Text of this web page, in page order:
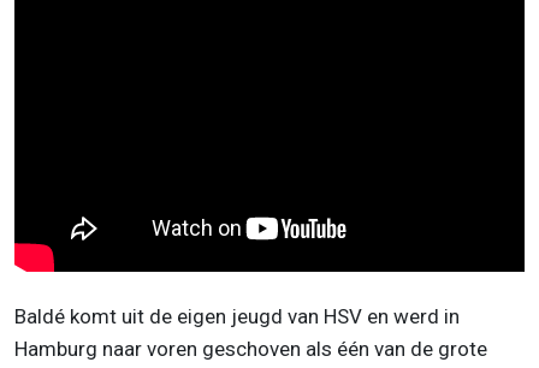
Baldé komt uit de eigen jeugd van HSV en werd in
Hamburg naar voren geschoven als één van de grote